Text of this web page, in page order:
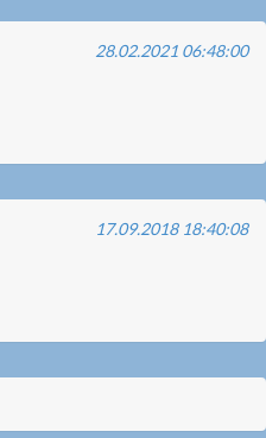
28.02.2021 06:48:00
17.09.2018 18:40:08